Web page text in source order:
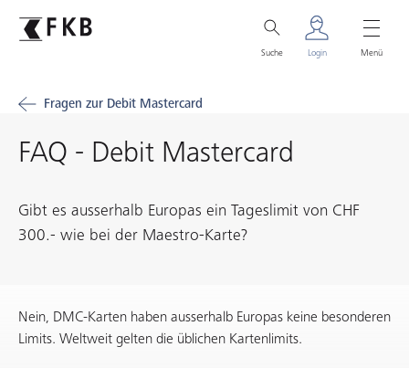
Suche Login Menü
Fragen zur Debit Mastercard
FAQ - Debit Mastercard
Gibt es ausserhalb Europas ein Tageslimit von CHF
300.- wie bei der Maestro-Karte?
Nein, DMC-Karten haben ausserhalb Europas keine besonderen
Limits. Weltweit gelten die üblichen Kartenlimits.